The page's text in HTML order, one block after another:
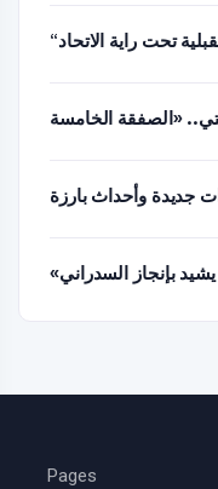
جديدة وأحداث بارزة
بإنجاز السدراني
Pages